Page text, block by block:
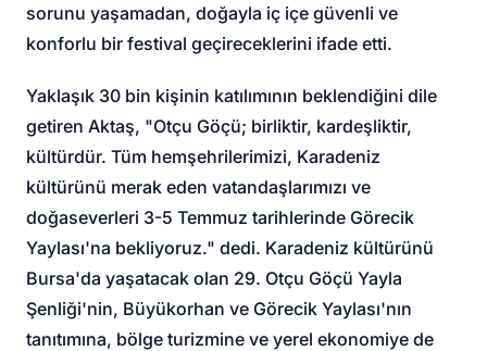
sorunu yaşamadan, doğayla iç içe güvenli ve
konforlu bir festival geçireceklerini ifade etti.
Yaklaşık 30 bin kişinin katılımının beklendiğini dile
getiren Aktaş, "Otçu Göçü; birliktir, kardeşliktir,
kültürdür. Tüm hemşehrilerimizi, Karadeniz
kültürünü merak eden vatandaşlarımızı ve
doğaseverleri 3-5 Temmuz tarihlerinde Görecik
Yaylası'na bekliyoruz." dedi. Karadeniz kültürünü
Bursa'da yaşatacak olan 29. Otçu Göçü Yayla
Şenliği'nin, Büyükorhan ve Görecik Yaylası'nın
tanıtımına, bölge turizmine ve yerel ekonomiye de